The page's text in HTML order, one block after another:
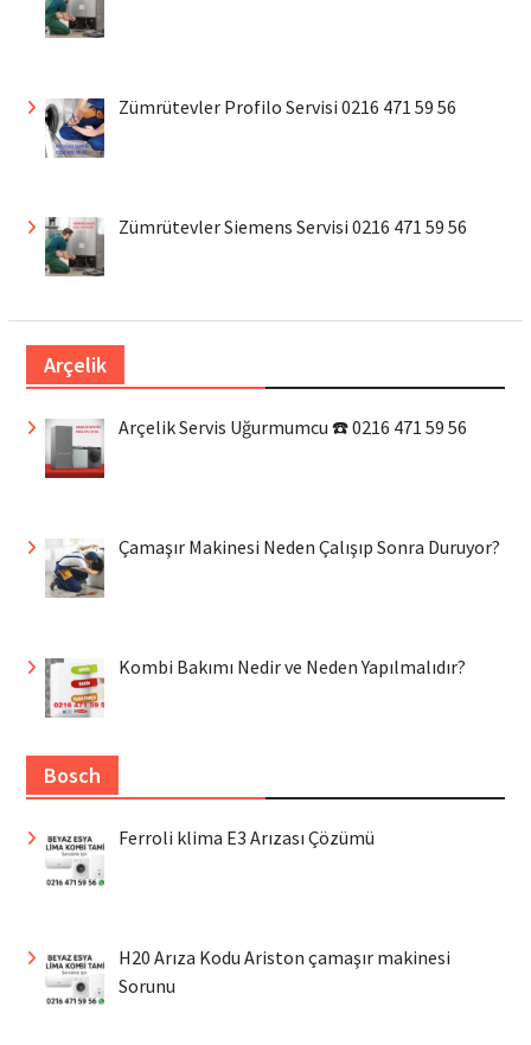
Zümrütevler Profilo Servisi 0216 471 59 56
Zümrütevler Siemens Servisi 0216 471 59 56
Arçelik
Arçelik Servis Uğurmumcu ☎️ 0216 471 59 56
Çamaşır Makinesi Neden Çalışıp Sonra Duruyor?
Kombi Bakımı Nedir ve Neden Yapılmalıdır?
Bosch
Ferroli klima E3 Arızası Çözümü
H20 Arıza Kodu Ariston çamaşır makinesi
Sorunu